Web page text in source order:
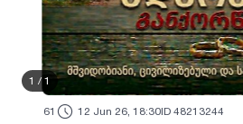
1 / 1
61 12 Jun 26, 18:30ID 48213244